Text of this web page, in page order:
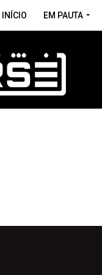
INÍCIO EM PAUTA